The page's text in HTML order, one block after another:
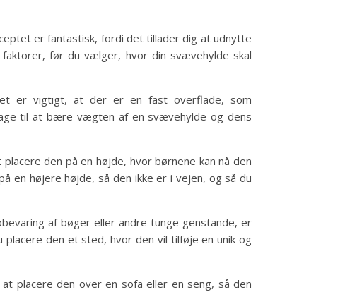
er fantastisk, fordi det tillader dig at udnytte
før du vælger, hvor din svævehylde skal
er vigtigt, at der er en fast overflade, som
til at bære vægten af en svævehylde og dens
den på en højde, hvor børnene kan nå den
en højere højde, så den ikke er i vejen, og så du
af bøger eller andre tunge genstande, er
den et sted, hvor den vil tilføje en unik og
placere den over en sofa eller en seng, så den